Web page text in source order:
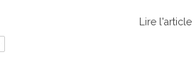
Lire l'article